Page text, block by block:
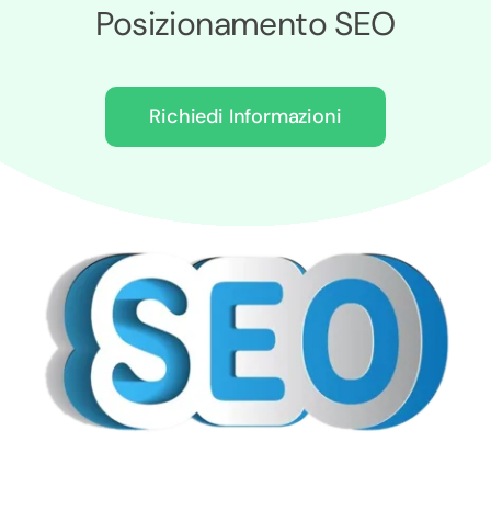
Posizionamento SEO
Richiedi Informazioni